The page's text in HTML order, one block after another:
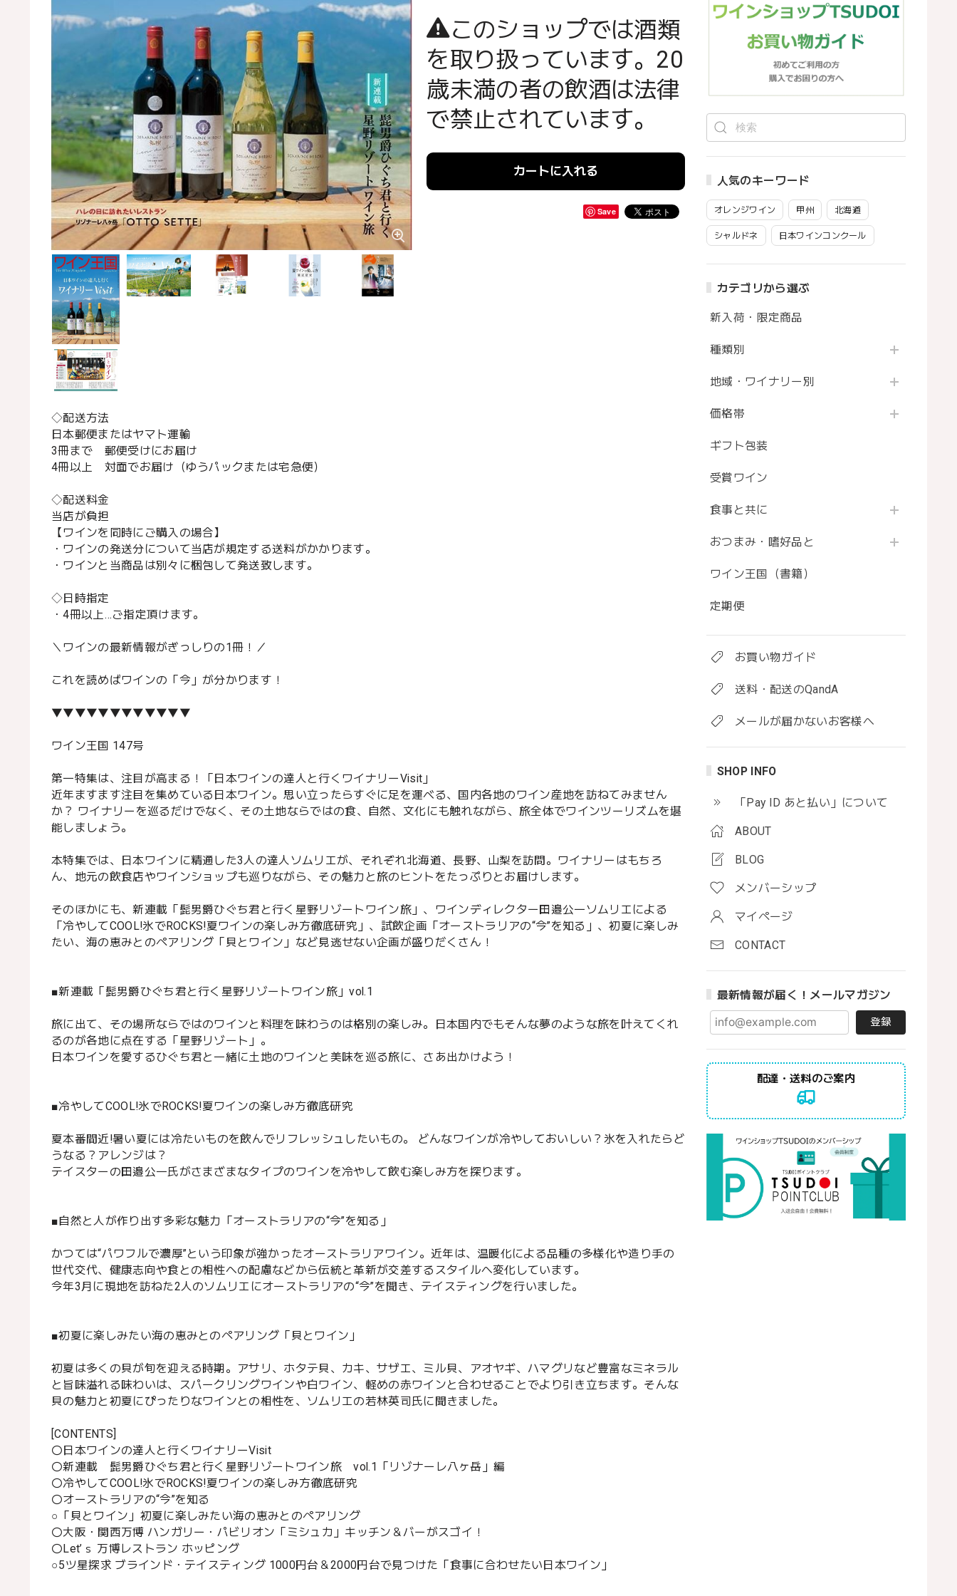
人気のキーワード
オレンジワイン 甲州 北海道
シャルドネ 日本ワインコンクール
カテゴリから選ぶ
新入荷・限定商品
種類別
地域・ワイナリー別
価格帯
ギフト包装
受賞ワイン
食事と共に
おつまみ・嗜好品と
ワイン王国（書籍）
定期便
お買い物ガイド
送料・配送のQandA
メールが届かないお客様へ
SHOP INFO
「Pay ID あと払い」について
ABOUT
BLOG
メンバーシップ
マイページ
CONTACT
最新情報が届く！メールマガジン
登録
配達・送料のご案内
このショップでは酒類
を取り扱っています。20
歳未満の者の飲酒は法律
で禁止されています。
カートに入れる
Save
◇配送方法
日本郵便またはヤマト運輸
3冊まで 郵便受けにお届け
4冊以上 対面でお届け（ゆうパックまたは宅急便）
◇配送料金
当店が負担
【ワインを同時にご購入の場合】
・ワインの発送分について当店が規定する送料がかかります。
・ワインと当商品は別々に梱包して発送致します。
◇日時指定
・4冊以上…ご指定頂けます。
＼ワインの最新情報がぎっしりの1冊！／
これを読めばワインの「今」が分かります！
▼▼▼▼▼▼▼▼▼▼▼▼
ワイン王国 147号
第一特集は、注目が高まる！「日本ワインの達人と行くワイナリーVisit」
近年ますます注目を集めている日本ワイン。思い立ったらすぐに足を運べる、国内各地のワイン産地を訪ねてみません
か？ ワイナリーを巡るだけでなく、その土地ならではの食、自然、文化にも触れながら、旅全体でワインツーリズムを堪
能しましょう。
本特集では、日本ワインに精通した3人の達人ソムリエが、それぞれ北海道、長野、山梨を訪問。ワイナリーはもちろ
ん、地元の飲食店やワインショップも巡りながら、その魅力と旅のヒントをたっぷりとお届けします。
そのほかにも、新連載「髭男爵ひぐち君と行く星野リゾートワイン旅」、ワインディレクター田邉公一ソムリエによる
「冷やしてCOOL!氷でROCKS!夏ワインの楽しみ方徹底研究」、試飲企画「オーストラリアの“今”を知る」、初夏に楽しみ
たい、海の恵みとのペアリング「貝とワイン」など見逃せない企画が盛りだくさん！
■新連載「髭男爵ひぐち君と行く星野リゾートワイン旅」vol.1
旅に出て、その場所ならではのワインと料理を味わうのは格別の楽しみ。日本国内でもそんな夢のような旅を叶えてくれ
るのが各地に点在する「星野リゾート」。
日本ワインを愛するひぐち君と一緒に土地のワインと美味を巡る旅に、さあ出かけよう！
■冷やしてCOOL!氷でROCKS!夏ワインの楽しみ方徹底研究
夏本番間近!暑い夏には冷たいものを飲んでリフレッシュしたいもの。 どんなワインが冷やしておいしい？氷を入れたらど
うなる？アレンジは？
テイスターの田邉公一氏がさまざまなタイプのワインを冷やして飲む楽しみ方を探ります。
■自然と人が作り出す多彩な魅力「オーストラリアの“今”を知る」
かつては“パワフルで濃厚”という印象が強かったオーストラリアワイン。近年は、温暖化による品種の多様化や造り手の
世代交代、健康志向や食との相性への配慮などから伝統と革新が交差するスタイルへ変化しています。
今年3月に現地を訪ねた2人のソムリエにオーストラリアの“今”を聞き、テイスティングを行いました。
■初夏に楽しみたい海の恵みとのペアリング「貝とワイン」
初夏は多くの貝が旬を迎える時期。アサリ、ホタテ貝、カキ、サザエ、ミル貝、アオヤギ、ハマグリなど豊富なミネラル
と旨味溢れる味わいは、スパークリングワインや白ワイン、軽めの赤ワインと合わせることでより引き立ちます。そんな
貝の魅力と初夏にぴったりなワインとの相性を、ソムリエの若林英司氏に聞きました。
[CONTENTS]
〇日本ワインの達人と行くワイナリーVisit
〇新連載 髭男爵ひぐち君と行く星野リゾートワイン旅 vol.1「リゾナーレ八ヶ岳」編
〇冷やしてCOOL!氷でROCKS!夏ワインの楽しみ方徹底研究
〇オーストラリアの“今”を知る
○「貝とワイン」初夏に楽しみたい海の恵みとのペアリング
〇大阪・関西万博 ハンガリー・パビリオン「ミシュカ」キッチン＆バーがスゴイ！
〇Let’ｓ 万博レストラン ホッピング
○5ツ星探求 ブラインド・テイスティング 1000円台＆2000円台で見つけた「食事に合わせたい日本ワイン」